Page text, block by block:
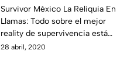
Survivor México La Reliquia En
Llamas: Todo sobre el mejor
reality de supervivencia está
aquí: fotos, notas y todos los
28 abril, 2020